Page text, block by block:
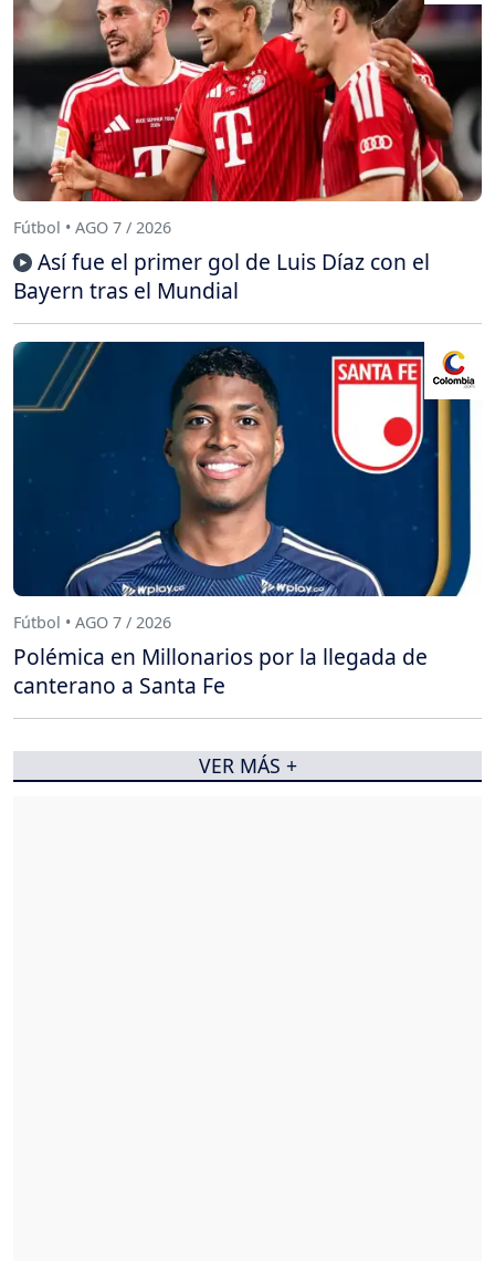
Fútbol • AGO 7 / 2026
Así fue el primer gol de Luis Díaz con el
Bayern tras el Mundial
Fútbol • AGO 7 / 2026
Polémica en Millonarios por la llegada de
canterano a Santa Fe
VER MÁS +